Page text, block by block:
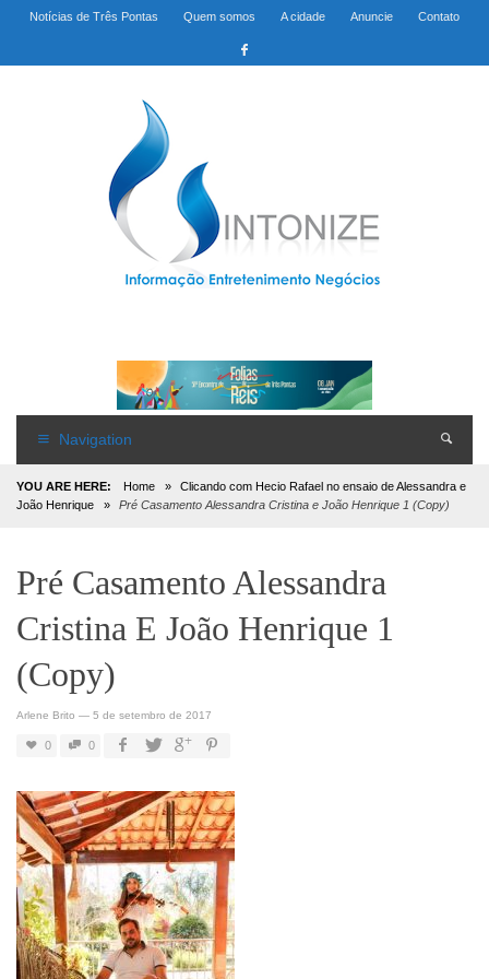
Notícias de Três Pontas Quem somos A cidade Anuncie Contato
Navigation
YOU ARE HERE: Home »
Clicando com Hecio Rafael no ensaio de Alessandra e
João Henrique
» Pré Casamento Alessandra Cristina e João Henrique 1 (Copy)
Pré Casamento Alessandra
Cristina E João Henrique 1
(Copy)
Arlene Brito — 5 de setembro de 2017
0 0